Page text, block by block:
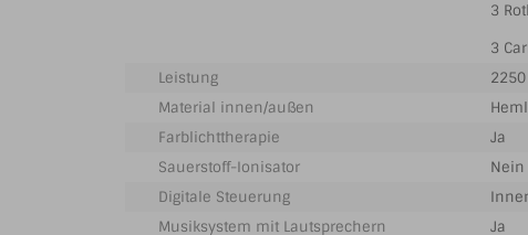
3
3
Leistung
Material innen/außen
Farblichttherapie
Ja
Sauerstoff-Ionisator
Nein
Digitale Steuerung
Musiksystem mit Lautsprechern
Ja